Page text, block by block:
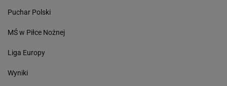
Puchar Polski
MŚ w Piłce Nożnej
Liga Europy
Wyniki